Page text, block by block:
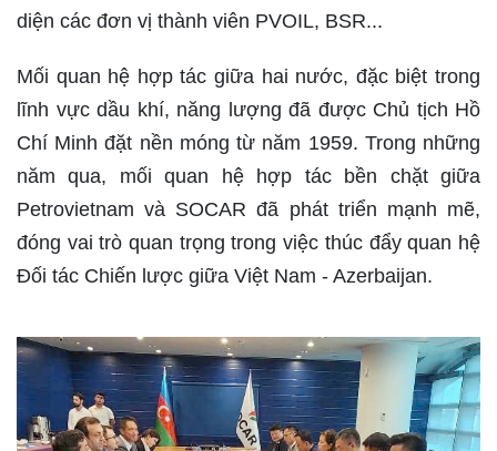
diện các đơn vị thành viên PVOIL, BSR...
Mối quan hệ hợp tác giữa hai nước, đặc biệt trong
lĩnh vực dầu khí, năng lượng đã được Chủ tịch Hồ
Chí Minh đặt nền móng từ năm 1959. Trong những
năm qua, mối quan hệ hợp tác bền chặt giữa
Petrovietnam và SOCAR đã phát triển mạnh mẽ,
đóng vai trò quan trọng trong việc thúc đẩy quan hệ
Đối tác Chiến lược giữa Việt Nam - Azerbaijan.